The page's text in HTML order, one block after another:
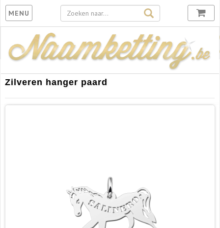
Toggle
navigation
MENU
Zilveren hanger paard